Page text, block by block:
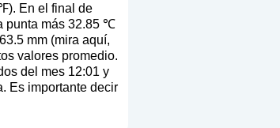
En el final de
punta más 32.85 ℃
mm (mira aquí,
valores promedio.
del mes 12:01 y
Es importante decir